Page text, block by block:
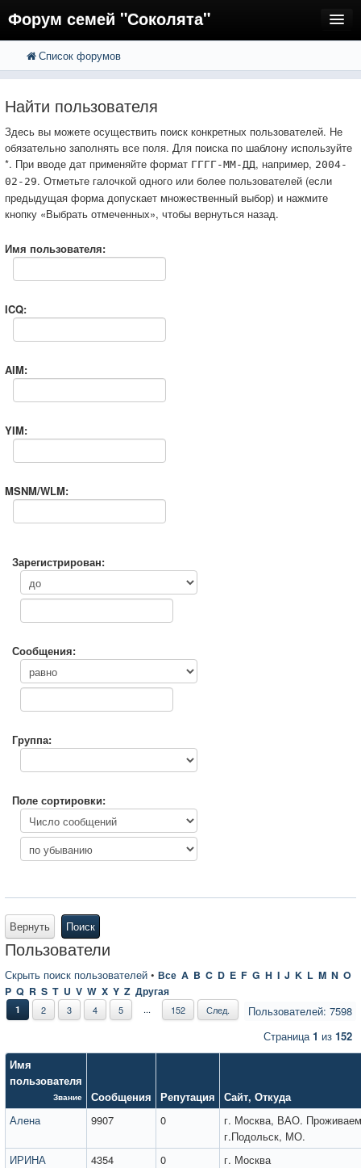
Форум семей "Соколята"
FAQ
Вход
Список форумов
Найти пользователя
Здесь вы можете осуществить поиск конкретных пользователей. Не
обязательно заполнять все поля. Для поиска по шаблону используйте
*. При вводе дат применяйте формат ГГГГ-ММ-ДД, например, 2004-
02-29. Отметьте галочкой одного или более пользователей (если
предыдущая форма допускает множественный выбор) и нажмите
кнопку «Выбрать отмеченных», чтобы вернуться назад.
Имя пользователя:
ICQ:
AIM:
YIM:
MSNM/WLM:
Зарегистрирован:
Сообщения:
Группа:
Поле сортировки:
Вернуть Поиск
Пользователи
Скрыть поиск пользователей • Все A B C D E F G H I J K L M N O
P Q R S T U V W X Y Z Другая
Пользователей: 7598
1 2 3 4 5 ... 152 След.
Страница1 из 152
Имя
пользователя
Звание Сообщения Репутация Сайт, Откуда
Алена
9907 0
г. Москва, ВАО.
г.Подольск, МО.
ИРИНА
4354 0
г. Москва